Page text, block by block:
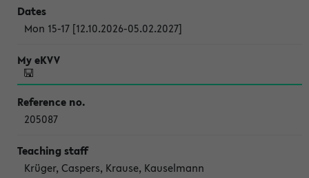
Mon 15-17 [12.10.2026-05.02.2027]
205087
Krüger, Caspers, Krause, Kauselmann